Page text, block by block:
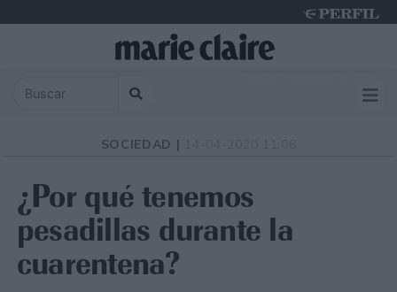
SOCIEDAD |
¿Por qué tenemos
pesadillas durante la
cuarentena?